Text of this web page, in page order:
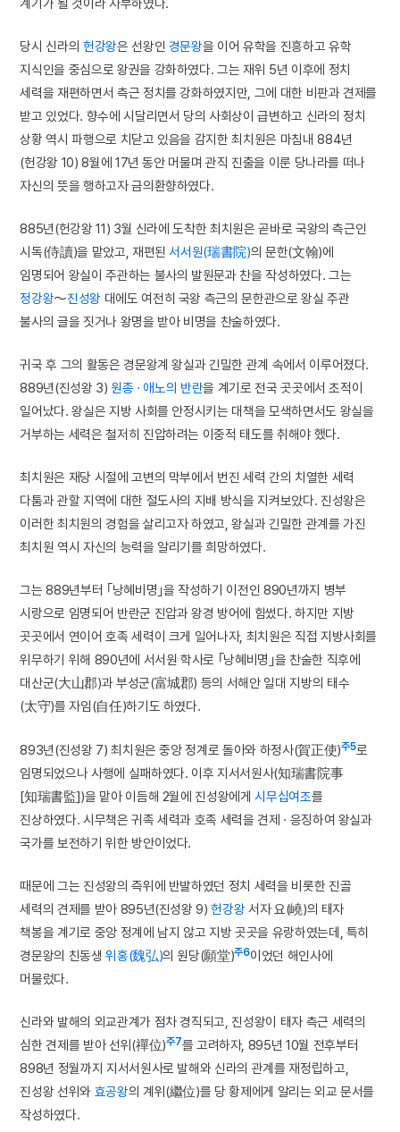
계기가 될 것이라 자부하였다.
당시 신라의 헌강왕은 선왕인 경문왕을 이어 유학을 진흥하고 유학
지식인을 중심으로 왕권을 강화하였다. 그는 재위 5년 이후에 정치
세력을 재편하면서 측근 정치를 강화하였지만, 그에 대한 비판과 견제를
받고 있었다. 향수에 시달리면서 당의 사회상이 급변하고 신라의 정치
상황 역시 파행으로 치닫고 있음을 감지한 최치원은 마침내 884년
(헌강왕 10) 8월에 17년 동안 머물며 관직 진출을 이룬 당나라를 떠나
자신의 뜻을 행하고자 금의환향하였다.
885년(헌강왕 11) 3월 신라에 도착한 최치원은 곧바로 국왕의 측근인
시독(侍讀)을 맡았고, 재편된서서원(瑞書院)의 문한(文翰)에
임명되어 왕실이 주관하는 불사의 발원문과 찬을 작성하였다. 그는
정강왕～진성왕 대에도 여전히 국왕 측근의 문한관으로 왕실 주관
불사의 글을 짓거나 왕명을 받아 비명을 찬술하였다.
귀국 후 그의 활동은 경문왕계 왕실과 긴밀한 관계 속에서 이루어졌다.
889년(진성왕 3) 원종 · 애노의 반란을 계기로 전국 곳곳에서 초적이
일어났다. 왕실은 지방 사회를 안정시키는 대책을 모색하면서도 왕실을
거부하는 세력은 철저히 진압하려는 이중적 태도를 취해야 했다.
최치원은 재당 시절에 고변의 막부에서 번진 세력 간의 치열한 세력
다툼과 관할 지역에 대한 절도사의 지배 방식을 지켜보았다. 진성왕은
이러한 최치원의 경험을 살리고자 하였고, 왕실과 긴밀한 관계를 가진
최치원 역시 자신의 능력을 알리기를 희망하였다.
그는 889년부터 ｢낭혜비명｣을 작성하기 이전인 890년까지 병부
시랑으로 임명되어 반란군 진압과 왕경 방어에 힘썼다. 하지만 지방
곳곳에서 연이어 호족 세력이 크게 일어나자, 최치원은 직접 지방사회를
위무하기 위해 890년에 서서원 학사로 ｢낭혜비명｣을 찬술한 직후에
대산군(大山郡)과 부성군(富城郡) 등의 서해안 일대 지방의 태수
(太守)를 자임(自任)하기도 하였다.
893년(진성왕 7) 최치원은 중앙 정계로 돌아와 하정사(賀正使)주5로
임명되었으나 사행에 실패하였다. 이후 지서서원사(知瑞書院事
[知瑞書監])을 맡아 이듬해 2월에 진성왕에게시무십여조를
진상하였다. 시무책은 귀족 세력과 호족 세력을 견제 · 응징하여 왕실과
국가를 보전하기 위한 방안이었다.
때문에 그는 진성왕의 즉위에 반발하였던 정치 세력을 비롯한 진골
세력의 견제를 받아 895년(진성왕 9)헌강왕 서자 요(嶢)의 태자
책봉을 계기로 중앙 정계에 남지 않고 지방 곳곳을 유랑하였는데, 특히
경문왕의 친동생위홍(魏弘)의 원당(願堂)주6이었던 해인사에
머물렀다.
신라와 발해의 외교관계가 점차 경직되고, 진성왕이 태자 측근 세력의
심한 견제를 받아 선위(禪位)주7를 고려하자, 895년 10월 전후부터
898년 정월까지 지서서원사로 발해와 신라의 관계를 재정립하고,
진성왕 선위와 효공왕의 계위(繼位)를 당 황제에게 알리는 외교 문서를
작성하였다.